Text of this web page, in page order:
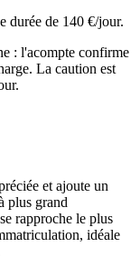
durée de 140 €/jour.
: l'acompte confirme
La caution est
et ajoute un
plus grand
rapproche le plus
idéale